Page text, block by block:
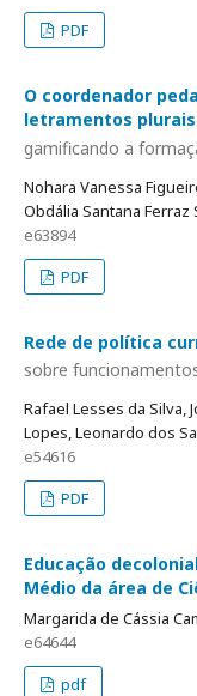
PDF
O coordenador
letramentos plurais
gamificando a
Nohara Vanessa
Obdália Santana
e63894
PDF
Rede de política
sobre
Rafael Lesses da Silva,
Lopes, Leonardo dos
e54616
PDF
Educação
Médio da área de
Margarida de Cássia
e64644
pdf